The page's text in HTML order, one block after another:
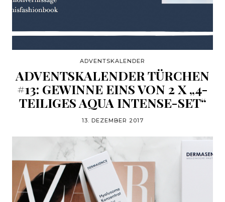
ADVENTSKALENDER
ADVENTSKALENDER TÜRCHEN
#13: GEWINNE EINS VON 2 X „4-
TEILIGES AQUA INTENSE-SET“
13. DEZEMBER 2017